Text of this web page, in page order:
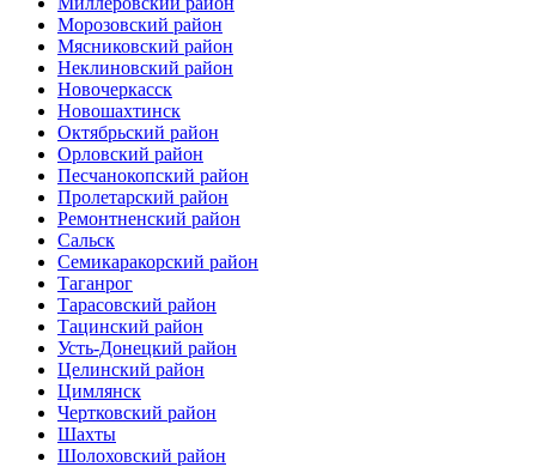
Морозовский район
Мясниковский район
Неклиновский район
Новочеркасск
Новошахтинск
Октябрьский район
Орловский район
Песчанокопский район
Пролетарский район
Ремонтненский район
Сальск
Семикаракорский район
Таганрог
Тарасовский район
Тацинский район
Усть-Донецкий район
Целинский район
Цимлянск
Чертковский район
Шахты
Шолоховский район